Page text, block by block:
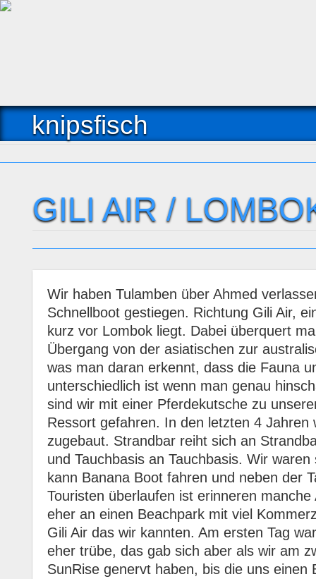
knipsfisch
GILI AIR /
Wir haben Tulamben über Ahmed
Schnellboot gestiegen. Richtung Gili Air,
kurz vor Lombok liegt. Dabei überquert
Übergang von der asiatischen zur
was man daran erkennt, dass die Fauna
unterschiedlich ist wenn man genau
sind wir mit einer Pferdekutsche zu
Ressort gefahren. In den letzten 4 Jahren
zugebaut. Strandbar reiht sich an
und Tauchbasis an Tauchbasis. Wir
kann Banana Boot fahren und neben der
Touristen überlaufen ist erinneren
eher an einen Beachpark mit viel
Gili Air das wir kannten. Am ersten Tag
eher trübe, das gab sich aber als wir am
SunRise genervt haben, bis die uns einen